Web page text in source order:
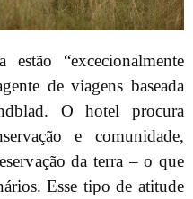
“excecionalmente
de viagens baseada
O hotel procura
e comunidade,
da terra – o que
Esse tipo de atitude